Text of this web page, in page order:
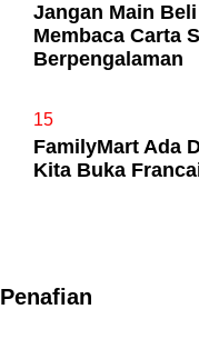
Jangan Main
Membaca Carta
Berpengalaman
15
FamilyMart Ada
Kita Buka
Penafian